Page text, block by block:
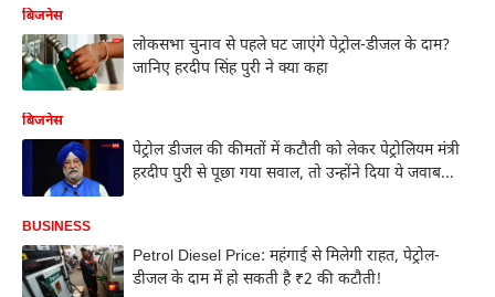
बिजनेस
लोकसभा चुनाव से पहले घट जाएंगे पेट्रोल-डीजल के दाम?
जानिए हरदीप सिंह पुरी ने क्या कहा
बिजनेस
पेट्रोल डीजल की कीमतों में कटौती को लेकर पेट्रोलियम मंत्री
हरदीप पुरी से पूछा गया सवाल, तो उन्होंने दिया ये जवाब...
BUSINESS
Petrol Diesel Price: महंगाई से मिलेगी राहत, पेट्रोल-
डीजल के दाम में हो सकती है ₹2 की कटौती!